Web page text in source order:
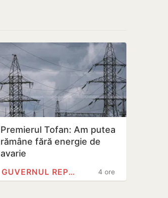
Premierul Tofan: Am putea
rămâne fără energie de
avarie
4 ore
GUVERNUL REPUBLICII MOLDOVA